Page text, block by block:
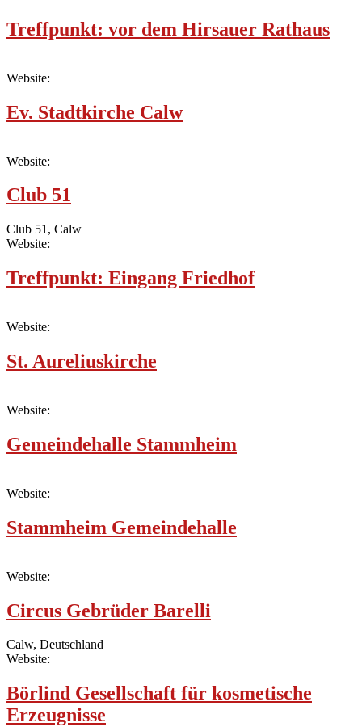
Treffpunkt: vor dem Hirsauer Rathaus
Website:
Ev. Stadtkirche Calw
Website:
Club 51
Club 51, Calw
Website:
Treffpunkt: Eingang Friedhof
Website:
St. Aureliuskirche
Website:
Gemeindehalle Stammheim
Website:
Stammheim Gemeindehalle
Website:
Circus Gebrüder Barelli
Calw, Deutschland
Website:
Börlind Gesellschaft für kosmetische
Erzeugnisse